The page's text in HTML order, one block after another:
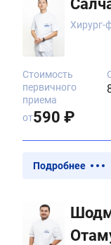
Хирург-
Стоимость
первичного
приема
от590 ₽
Подробнее